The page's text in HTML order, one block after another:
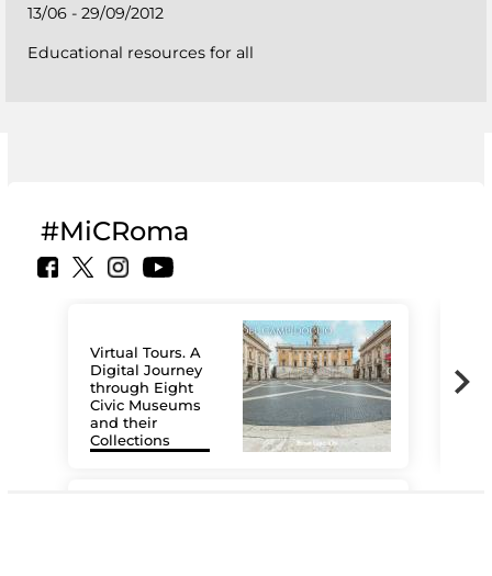
13/06 - 29/09/2012
Educational resources for all
#MiCRoma
Virtual Tours. A
Digital Journey
through Eight
Civic Museums
and their
Collections